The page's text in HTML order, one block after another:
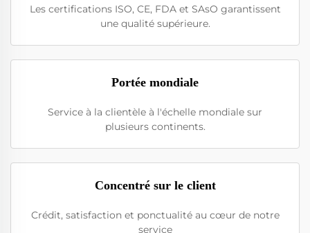
Les certifications ISO, CE, FDA et SAsO garantissent
une qualité supérieure.
Portée mondiale
Service à la clientèle à l'échelle mondiale sur
plusieurs continents.
Concentré sur le client
Crédit, satisfaction et ponctualité au cœur de notre
service